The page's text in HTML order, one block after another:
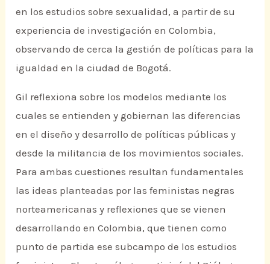
en los estudios sobre sexualidad, a partir de su
experiencia de investigación en Colombia,
observando de cerca la gestión de políticas para la
igualdad en la ciudad de Bogotá.
Gil reflexiona sobre los modelos mediante los
cuales se entienden y gobiernan las diferencias
en el diseño y desarrollo de políticas públicas y
desde la militancia de los movimientos sociales.
Para ambas cuestiones resultan fundamentales
las ideas planteadas por las feministas negras
norteamericanas y reflexiones que se vienen
desarrollando en Colombia, que tienen como
punto de partida ese subcampo de los estudios